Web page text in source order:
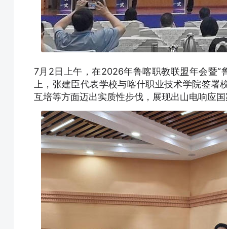
7月2日上午，在2026年鲁喀职教联盟年会暨“
上，张建臣代表学校与喀什职业技术学院签
互培等方面迈出实质性步伐，展现出山电响应